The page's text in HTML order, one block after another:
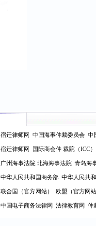
宿迁律师网 中国海事仲裁委员会 中
宿迁律师网 国际商会仲 裁院（ICC）
广州海事法院 北海海事法院 青岛海
中华人民共和国商务部 中华人民共
联合国（官方网站） 欧盟（官方网站
中国电子商务法律网 法律教育网 仲